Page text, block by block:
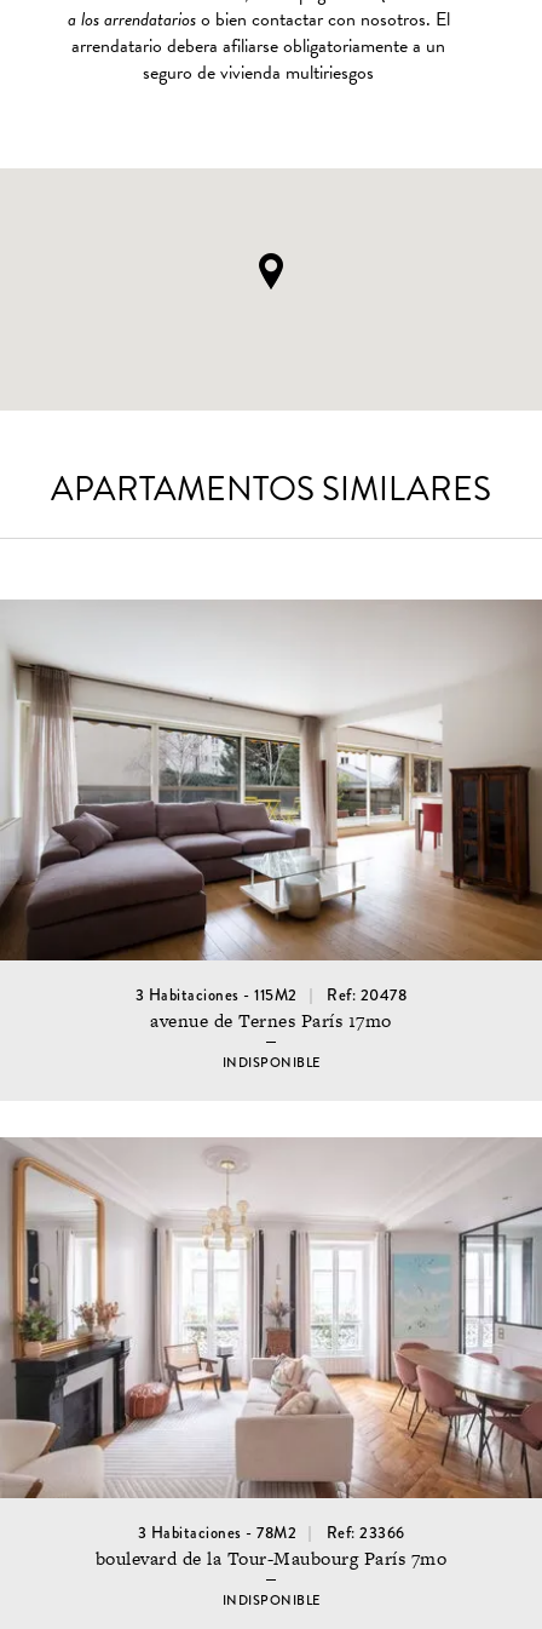
a los arrendatarioso bien contactar con nosotros. El
arrendatario debera afiliarse obligatoriamente a un
seguro de vivienda multiriesgos
APARTAMENTOS SIMILARES
3 Habitaciones - 115M2 Ref: 20478
avenue de Ternes París 17mo
INDISPONIBLE
3 Habitaciones - 78M2 Ref: 23366
boulevard de la Tour-Maubourg París 7mo
INDISPONIBLE